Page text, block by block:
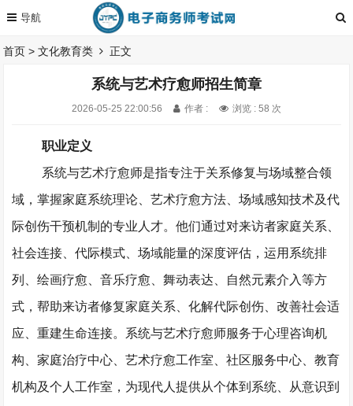
首页 >文化教育类 正文
系统与艺术疗愈师招生简章
2026-05-25 22:00:56 作者 : 浏览 : 58 次
职业定义
系统与艺术疗愈师是指专注于关系修复与场域整合领
域，掌握家庭系统理论、艺术疗愈方法、场域感知技术及代
际创伤干预机制的专业人才。他们通过对来访者家庭关系、
社会连接、代际模式、场域能量的深度评估，运用系统排
列、绘画疗愈、音乐疗愈、舞动表达、自然元素介入等方
式，帮助来访者修复家庭关系、化解代际创伤、改善社会适
应、重建生命连接。系统与艺术疗愈师服务于心理咨询机
构、家庭治疗中心、艺术疗愈工作室、社区服务中心、教育
机构及个人工作室，为现代人提供从个体到系统、从意识到